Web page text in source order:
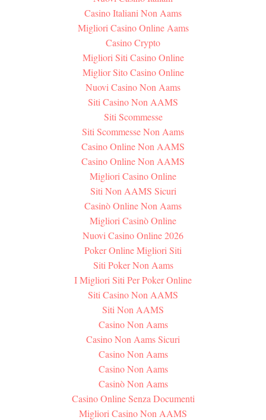
Casino Italiani Non Aams
Migliori Casino Online Aams
Casino Crypto
Migliori Siti Casino Online
Miglior Sito Casino Online
Nuovi Casino Non Aams
Siti Casino Non AAMS
Siti Scommesse
Siti Scommesse Non Aams
Casino Online Non AAMS
Casino Online Non AAMS
Migliori Casino Online
Siti Non AAMS Sicuri
Casinò Online Non Aams
Migliori Casinò Online
Nuovi Casino Online 2026
Poker Online Migliori Siti
Siti Poker Non Aams
I Migliori Siti Per Poker Online
Siti Casino Non AAMS
Siti Non AAMS
Casino Non Aams
Casino Non Aams Sicuri
Casino Non Aams
Casino Non Aams
Casinò Non Aams
Casino Online Senza Documenti
Migliori Casino Non AAMS